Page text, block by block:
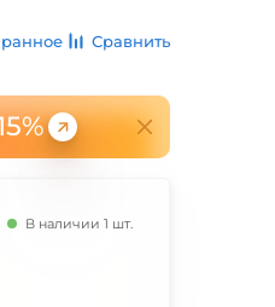
Сравнить
В наличии 1 шт.